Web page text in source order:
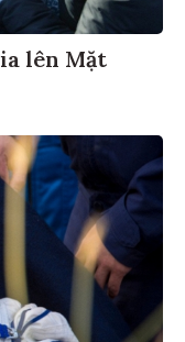
lên Mặt